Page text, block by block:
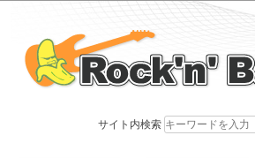
content
サイト内検索